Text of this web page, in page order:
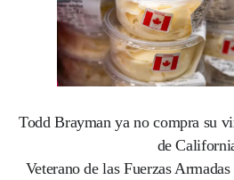
Todd Brayman ya no compra su
de
Veterano de las Fuerzas